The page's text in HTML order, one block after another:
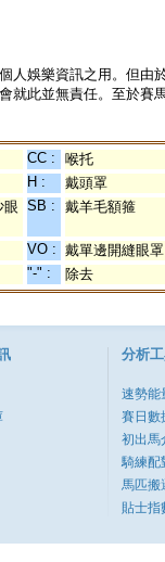
人娛樂資訊之用。但
就此並無責任。至於賽
CC :
喉托
H :
戴頭罩
眼 SB : 戴羊毛額箍
VO : 戴單邊開縫眼罩
"-" : 除去
分析
速勢能
賽日數
初出馬
騎練配
馬匹搬
貼士指